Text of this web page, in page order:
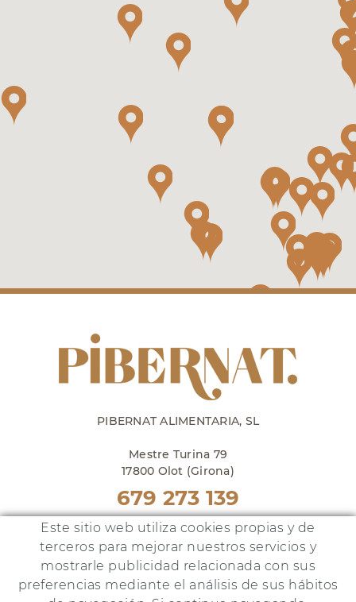
PIBERNAT ALIMENTARIA, SL
Mestre Turina 79
17800 Olot (Girona)
679 273 139
Punto venta en Olot
lunes a viernes de 10h a 18h
y sábados de 10h a 14h
Este sitio web utiliza cookies propias y de
terceros para mejorar nuestros servicios y
mostrarle publicidad relacionada con sus
preferencias mediante el análisis de sus hábitos